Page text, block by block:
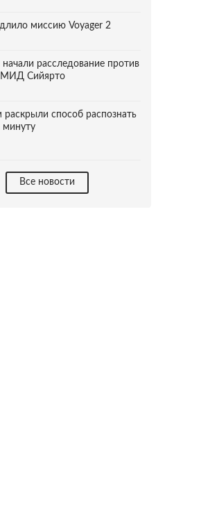
миссию Voyager 2
расследование против
МИД Сийярто
раскрыли способ распознать
минуту
Все новости